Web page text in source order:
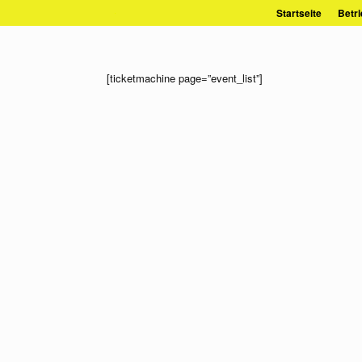
Inhalt
Startseite
[ticketmachine page=”event_list”]